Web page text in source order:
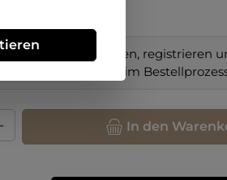
Shop bestellen, registrieren
im
Gib den gewünschten Wert ein oder
In den